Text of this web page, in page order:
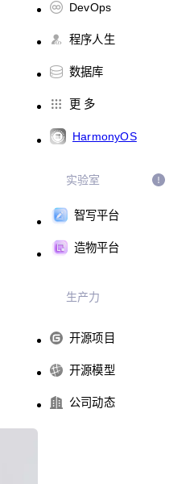
DevOps
程序人生
数据库
更 多
HarmonyOS
实验室
智写平台
造物平台
生产力
开源项目
开源模型
公司动态